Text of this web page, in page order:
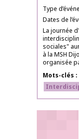
Type
Dates de
La journée
sociales"
à la MSH
organisée
Mots-clés